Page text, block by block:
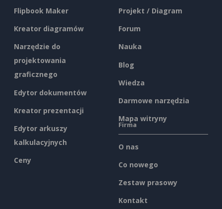
Flipbook Maker
Kreator diagramów
Narzędzie do
projektowania
graficznego
Edytor dokumentów
Kreator prezentacji
Edytor arkuszy
kalkulacyjnych
Ceny
Projekt / Diagram
Forum
Nauka
Blog
Wiedza
Darmowe narzędzia
Mapa witryny
Firma
O nas
Co nowego
Zestaw prasowy
Kontakt